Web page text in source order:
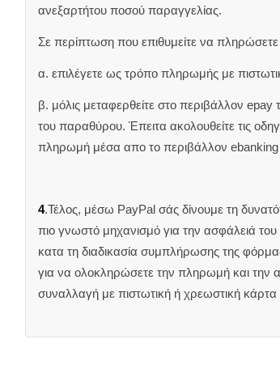
ανεξαρτήτου ποσού παραγγελίας.
Σε περίπτωση που επιθυμείτε να
α. επιλέγετε ως τρόπο πληρωμής με
β. μόλις μεταφερθείτε στο περιβάλλον
του παραθύρου. Έπειτα ακολουθείτε τις
πληρωμή μέσα απο το περιβάλλον ebanking
4.Τέλος, μέσω PayPal σάς δίνουμε τη
πιο γνωστό μηχανισμό για την ασφάλειά
κατα τη διαδικασία συμπλήρωσης της
για να ολοκληρώσετε την πληρωμή και την
συναλλαγή με πιστωτική ή χρεωστική